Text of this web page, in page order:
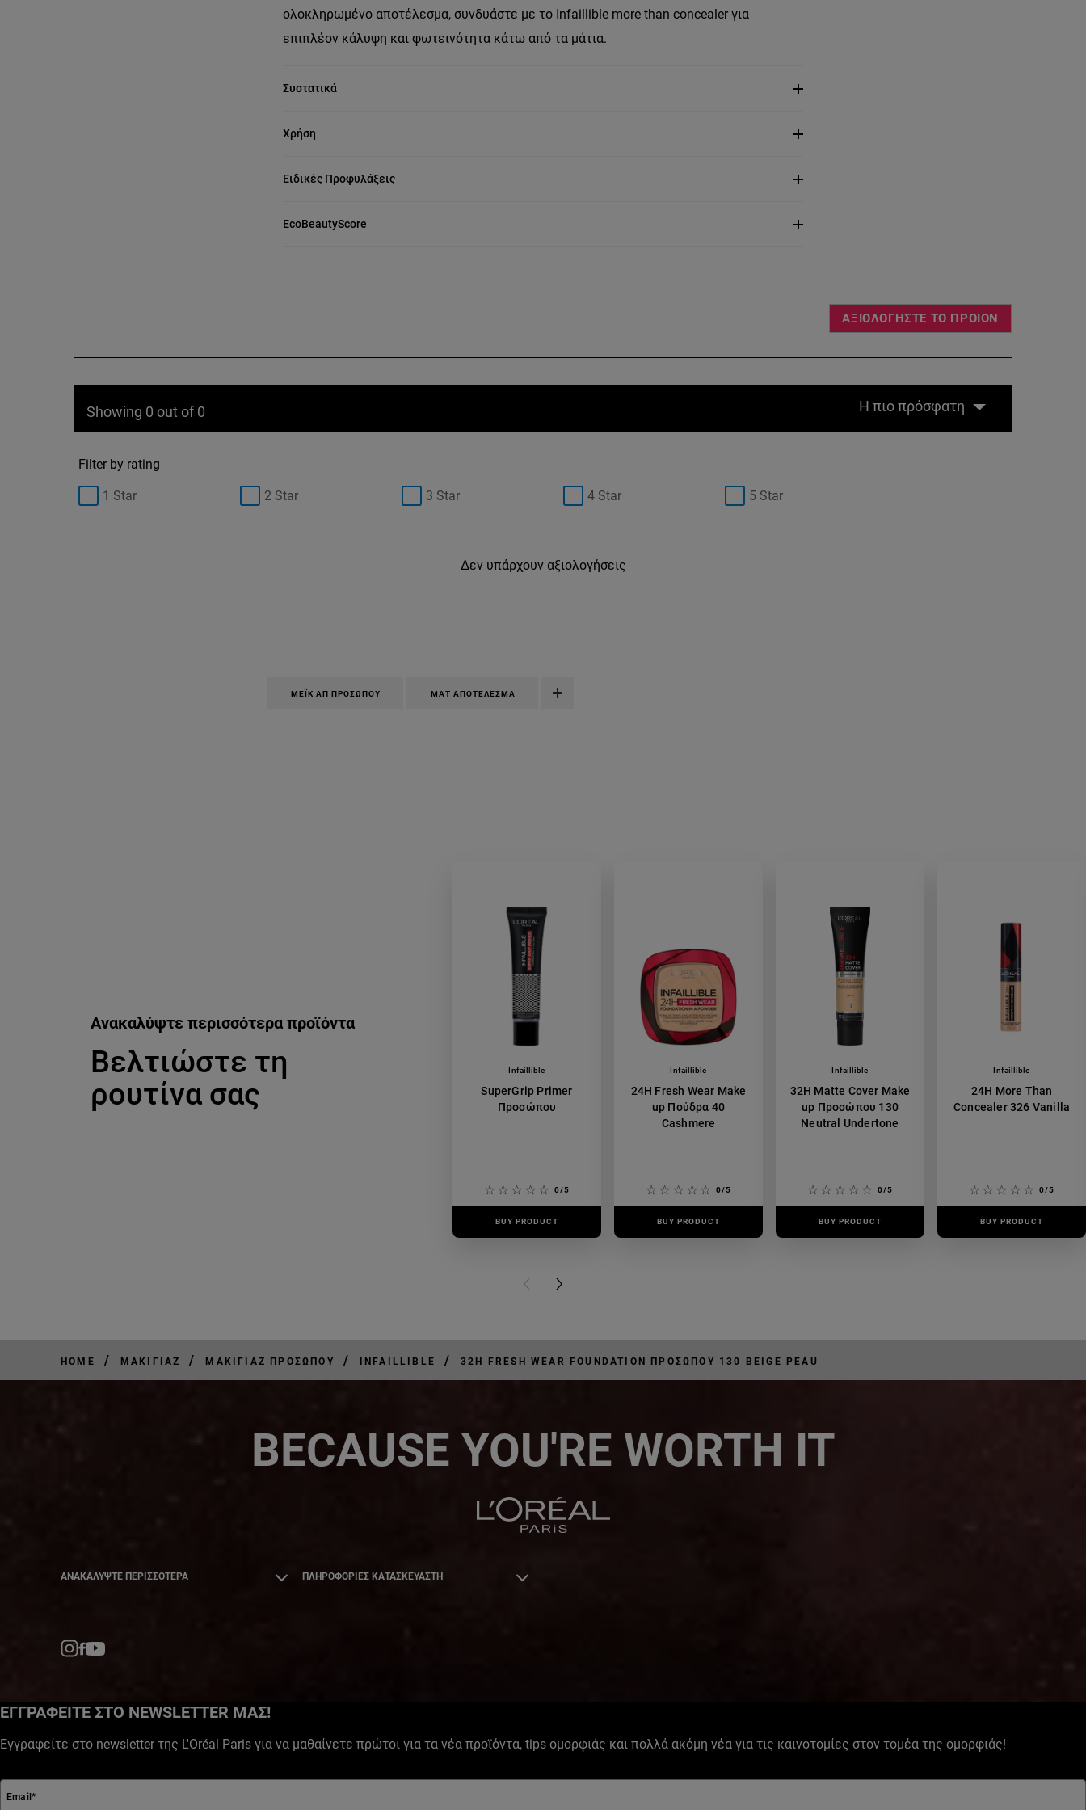
ολοκληρωμένο αποτέλεσμα, συνδυάστε με το Infaillible more than concealer για
επιπλέον κάλυψη και φωτεινότητα κάτω από τα μάτια.
Συστατικά
Χρήση
Ειδικές Προφυλάξεις
EcoBeautyScore
ΑΞΙΟΛΟΓΗΣΤΕ ΤΟ ΠΡΟΙΟΝ
Showing 0 out of 0 Η πιο πρόσφατη
Filter by rating
1 Star 2 Star 3 Star 4 Star 5 Star
Δεν υπάρχουν αξιολογήσεις
ΜΈΙΚ ΑΠ ΠΡΟΣΏΠΟΥ ΜΑΤ ΑΠΟΤΈΛΕΣΜΑ
Βελτιώστε τη
ρουτίνα σας
Ανακαλύψτε περισσότερα προϊόντα
Infaillible
SuperGrip Primer
Προσώπου
0/5
BUY PRODUCT
Infaillible
24H Fresh Wear Make
up Πούδρα 40
Cashmere
0/5
BUY PRODUCT
Infaillible
32H Matte Cover Make
up Προσώπου 130
Neutral Undertone
0/5
BUY PRODUCT
Infaillible
24H More Than
Concealer 326 Vanilla
0/5
BUY PRODUCT
PREVIOUS CARD
NEXT CARD
HOME / ΜΑΚΙΓΙΆΖ / ΜΑΚΙΓΙΆΖ ΠΡΟΣΏΠΟΥ / INFAILLIBLE / 32H FRESH WEAR FOUNDATION ΠΡΟΣΏΠΟΥ 130 BEIGE PEAU
BECAUSE YOU'RE WORTH IT
ΑΝΑΚΑΛΎΨΤΕ ΠΕΡΙΣΣΌΤΕΡΑ ΠΛΗΡΟΦΟΡΙΕΣ ΚΑΤΑΣΚΕΥΑΣΤΗ
ΕΓΓΡΑΦΕΙΤΕ ΣΤΟ NEWSLETTER ΜΑΣ!
Εγγραφείτε στο newsletter της L'Oréal Paris για να μαθαίνετε πρώτοι για τα νέα προϊόντα, tips ομορφιάς και πολλά ακόμη νέα για τις καινοτομίες στον τομέα της ομορφιάς!
Email *